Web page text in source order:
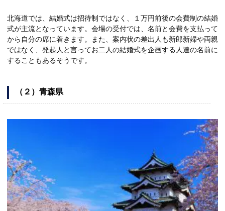
北海道では、結婚式は招待制ではなく、１万円前後の会費制の結婚
式が主流となっています。会場の受付では、名前と会費を支払って
から自分の席に着きます。また、案内状の差出人も新郎新婦や両親
ではなく、発起人と言ってお二人の結婚式を企画する人達の名前に
することもあるそうです。
（２）青森県